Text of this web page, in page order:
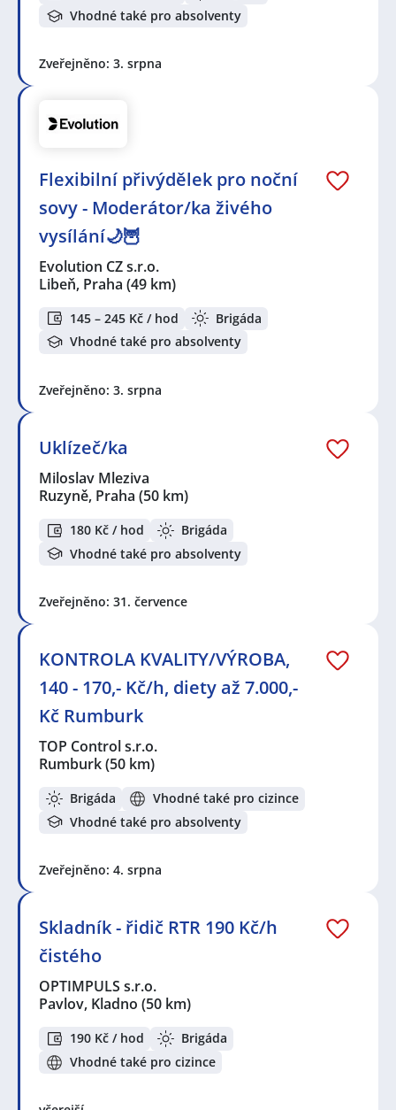
Vhodné také pro absolventy
Zveřejněno: 3. srpna
Flexibilní přivýdělek pro noční
sovy - Moderátor/ka živého
vysílání🌙🦉
Evolution CZ s.r.o.
Libeň, Praha (49 km)
145 – 245 Kč / hod
Brigáda
Vhodné také pro absolventy
Zveřejněno: 3. srpna
Uklízeč/ka
Miloslav Mleziva
Ruzyně, Praha (50 km)
180 Kč / hod
Brigáda
Vhodné také pro absolventy
Zveřejněno: 31. července
KONTROLA KVALITY/VÝROBA,
140 - 170,- Kč/h, diety až 7.000,-
Kč Rumburk
TOP Control s.r.o.
Rumburk(50 km)
Brigáda
Vhodné také pro cizince
Vhodné také pro absolventy
Zveřejněno: 4. srpna
Skladník - řidič RTR 190 Kč/h
čistého
OPTIMPULS s.r.o.
Pavlov, Kladno (50 km)
190 Kč / hod
Brigáda
Vhodné také pro cizince